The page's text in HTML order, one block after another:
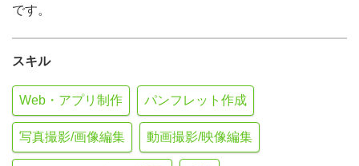
です。
スキル
Web・アプリ制作 パンフレット作成
写真撮影/画像編集 動画撮影/映像編集